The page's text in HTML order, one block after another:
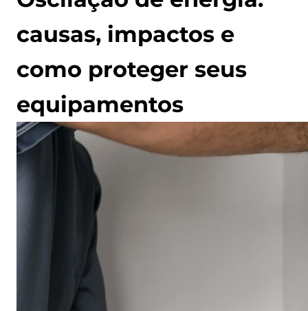
causas, impactos e
como proteger seus
equipamentos